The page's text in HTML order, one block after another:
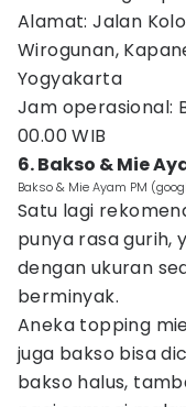
Alamat: Jalan
Wirogunan,
Yogyakarta
Jam operasional:
00.00 WIB
6. Bakso & Mie
Bakso & Mie Ayam PM
Satu lagi
punya rasa gurih,
dengan ukuran
berminyak.
Aneka topping
juga bakso bisa
bakso halus,